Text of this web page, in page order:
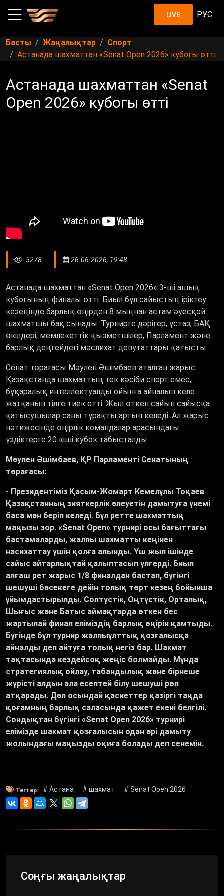
LIVE РУС
Басты Жаңалықтар
Спорт
Астанада шахматтан «Senat Open 2026» кубогы өтті
Астанада шахматтан «Senat
Open 2026» кубогы өтті
5278 26.06.2026, 19:48
Астанада шахматтан «Senat Open 2026» 3-ші ашық
кубогының финалы өтті. Биыл бұл сайыстың іріктеу
кезеңінде барлық өңірден 8 мыңнан астам әуесқой
шахматшы бақ сынады. Турнирге дәрігер, ұстаз, БАҚ
өкілдері, мемлекеттік қызметшілер, Парламент және
барлық деңгейдегі мәслихат депутаттары қатысты.
Сенат төрағасы Мәулен Әшімбаев аталған жарыс
Қазақстанда шахматтың тек кәсіби спорт емес,
бұқаралық интеллектуалды ойынға айналып келе
жатқанын тілге тиек етті. Жыл өткен сайын сайысқа
қатысушылар саны тұрақты артып келеді. Ал жарыс
нәтижесінде өңірлік командалар арасындағы
үздіктерге 20 кіші кубок табысталды.
Мәулен Әшімбаев, ҚР Парламенті Сенатының
төрағасы:
- Президентіміз Қасым-Жомарт Кемелұлы Тоқаев
Қазақстанның зияткерлік әлеуетін дамытуға үнемі
баса мән беріп келеді. Бұл ретте шахматтың
маңызы зор. «Senat Open» турнирі осы бағыттағы
бастамаларды, жалпы шахматты кеңінен
насихаттау үшін қолға алынды. Үш жыл ішінде
сайыс айтарлықтай қалыптасып үлгерді. Биыл
алғаш рет жарыс 1/8 финалдан бастап, бүгінгі
шешуші бәсекеге дейін толық төрт кезең бойынша
ұйымдастырылды. Солтүстік, Оңтүстік, Орталық,
Шығыс және Батыс аймақтарда өткен бес
жартылай финал еліміздің барлық өңірін қамтыды.
Бүгінде бұл турнир жалпыұлттық қозғалысқа
айналды деп айтуға толық негіз бар. Шахмат
тақтасында кездейсоқ жеңіс болмайды. Мұнда
стратегиялық ойлау, табандылық және бірнеше
жүрісті алдын ала есептей білу шешуші рөл
атқарады. Дәл осындай қасиеттер қазіргі таңда
қоғамның барлық саласында қажет екені белгілі.
Сондықтан бүгінгі «Senat Open 2026» турнирі
елімізде шахмат қозғалысын одан әрі дамыту
жолындағы маңызды оқиға болады деп сенемін.
Тегтер: # Астана # шахмат # Senat Open 2026
Соңғы жаңалықтар